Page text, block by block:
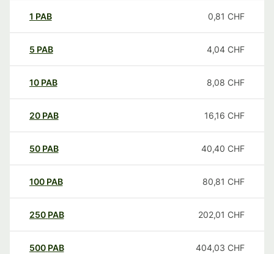
1 PAB 0,81 CHF
5 PAB 4,04 CHF
10 PAB 8,08 CHF
20 PAB 16,16 CHF
50 PAB 40,40 CHF
100 PAB 80,81 CHF
250 PAB 202,01 CHF
500 PAB 404,03 CHF